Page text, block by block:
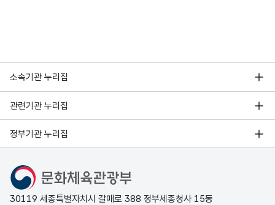
소속기관 누리집
관련기관 누리집
정부기관 누리집
문화체육관광부
30119 세종특별자치시 갈매로 388 정부세종청사 15동